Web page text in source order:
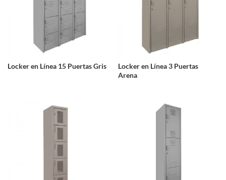
Locker en Línea 15 Puertas Gris
Locker en Línea 3 Puertas
Arena